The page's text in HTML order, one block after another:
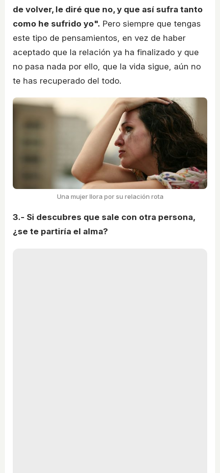
de volver, le diré que no, y que así sufra tanto
como he sufrido yo". Pero siempre que tengas
este tipo de pensamientos, en vez de haber
aceptado que la relación ya ha finalizado y que
no pasa nada por ello, que la vida sigue, aún no
te has recuperado del todo.
Una mujer llora por su relación rota
3.- Si descubres que sale con otra persona,
¿se te partiría el alma?